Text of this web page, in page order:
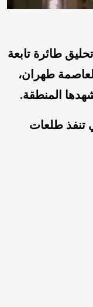
طائرة تابعة
طهران،
المنطقة.
تنفذ طلعات